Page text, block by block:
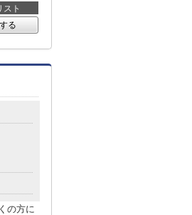
スト
る
の方に